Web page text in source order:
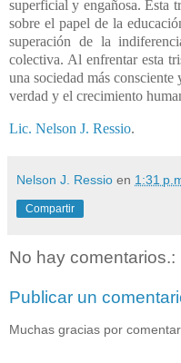
superficial y engañosa. Esta
sobre el papel de la
superación de la
colectiva. Al enfrentar esta
una sociedad más
verdad y el crecimiento
Lic. Nelson J. Ressio.
Nelson J. Ressio en 1:31
Compartir
No hay comentarios.:
Publicar un
Muchas gracias por comentar.